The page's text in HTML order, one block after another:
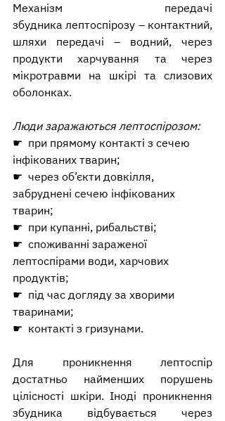
Механізм передачі
збудника лептоспірозу – контактний,
шляхи передачі – водний, через
продукти харчування та через
мікротравми на шкірі та слизових
оболонках.
Люди заражаються лептоспірозом:
☛ при прямому контакті з сечею
інфікованих тварин;
☛ через об’єкти довкілля,
забруднені сечею інфікованих
тварин;
☛ при купанні, рибальстві;
☛ споживанні зараженої
лептоспірами води, харчових
продуктів;
☛ під час догляду за хворими
тваринами;
☛ контакті з гризунами.
Для проникнення лептоспір
достатньо найменших порушень
цілісності шкіри. Іноді проникнення
збудника відбувається через